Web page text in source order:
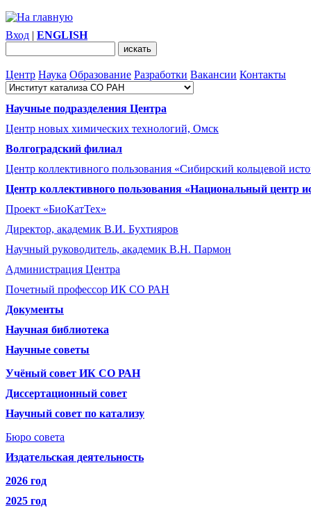
Вход | ENGLISH
Центр Наука Образование Разработки Вакансии Контакты
Научные подразделения Центра
Центр новых химических технологий, Омск
Волгоградский филиал
Центр коллективного пользования «Сибирский кольцевой
Центр коллективного пользования «Национальный центр
Проект «БиоКатТех»
Директор, академик В.И. Бухтияров
Научный руководитель, академик В.Н. Пармон
Администрация Центра
Почетный профессор ИК СО РАН
Документы
Научная библиотека
Научные советы
Учёный совет ИК СО РАН
Диссертационный совет
Научный совет по катализу
Бюро совета
Издательская деятельность
2026 год
2025 год